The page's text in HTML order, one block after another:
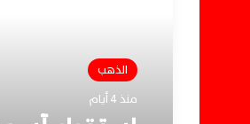
الذهب
منذ 4 أيام